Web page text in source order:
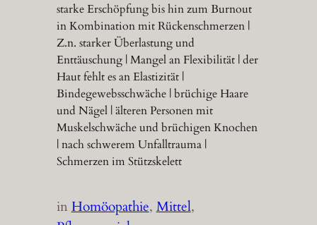
starke Erschöpfung bis hin zum Burnout
in Kombination mit Rückenschmerzen |
Z.n. starker Überlastung und
Enttäuschung | Mangel an Flexibilität | der
Haut fehlt es an Elastizität |
Bindegewebsschwäche | brüchige Haare
und Nägel | älteren Personen mit
Muskelschwäche und brüchigen Knochen
| nach schwerem Unfalltrauma |
Schmerzen im Stützskelett
inHomöopathie, Mittel